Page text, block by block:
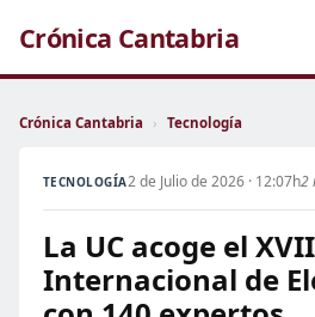
Crónica Cantabria
Crónica Cantabria › Tecnología
TECNOLOGÍA2 de Julio de 2026 · 12:07h2
La UC acoge el
Internacional de